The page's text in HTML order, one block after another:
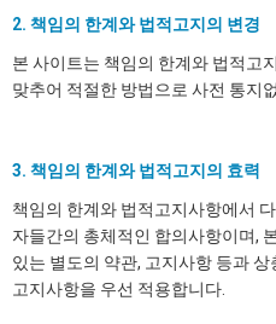
2. 책임의 한계와 법적고지의 변경
본 사이트는 책임의 한계와 법적고
맞추어 적절한 방법으로 사전 통지
3. 책임의 한계와 법적고지의 효력
책임의 한계와 법적고지사항에서
자들간의 총체적인 합의사항이며,
있는 별도의 약관, 고지사항 등과
고지사항을 우선 적용합니다.